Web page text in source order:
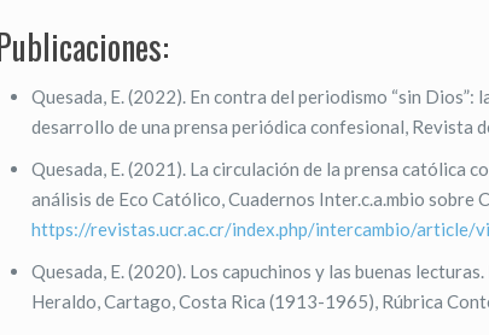
Quesada, E. (2022). En contra del periodismo “sin
desarrollo de una prensa periódica confesional, Revista
Quesada, E. (2021). La circulación de la prensa católica
análisis de Eco Católico, Cuadernos Inter.c.a.mbio sobre
https://revistas.ucr.ac.cr/index.php/intercambio/article/
Quesada, E. (2020). Los capuchinos y las buenas
Heraldo, Cartago, Costa Rica (1913-1965), Rúbrica